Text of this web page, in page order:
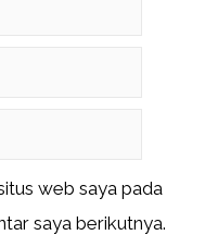
web saya pada
saya berikutnya.